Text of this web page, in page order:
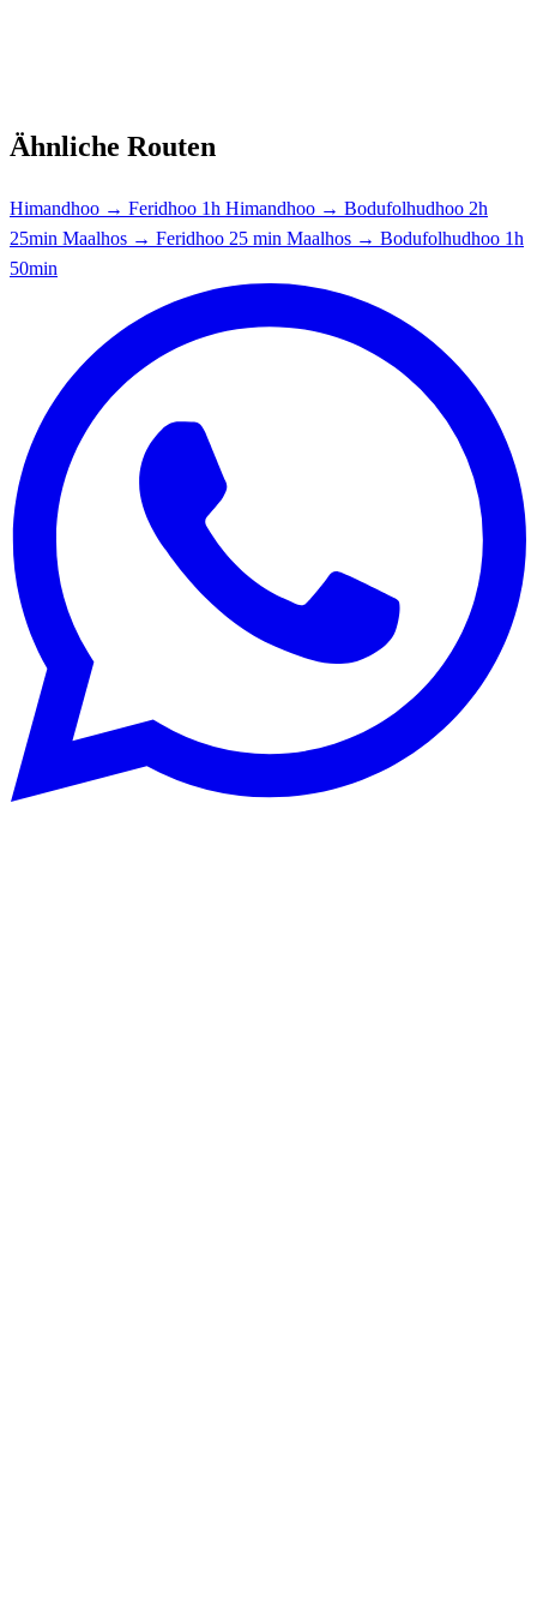
Ähnliche Routen
Himandhoo → Feridhoo 1h Himandhoo → Bodufolhudhoo 2h
25min Maalhos → Feridhoo 25 min Maalhos → Bodufolhudhoo 1h
50min